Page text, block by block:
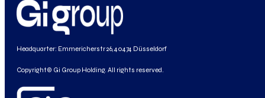
Headquarter: Emmericherstr 26, 40474 Düsseldorf
Copyright© Gi Group Holding. All rights reserved.